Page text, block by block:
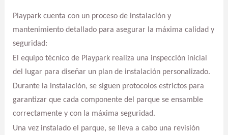
Playpark cuenta con un proceso de instalación y
mantenimiento detallado para asegurar la máxima calidad y
seguridad:
El equipo técnico de Playpark realiza una inspección inicial
del lugar para diseñar un plan de instalación personalizado.
Durante la instalación, se siguen protocolos estrictos para
garantizar que cada componente del parque se ensamble
correctamente y con la máxima seguridad.
Una vez instalado el parque, se lleva a cabo una revisión